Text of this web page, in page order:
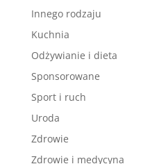
Innego rodzaju
Kuchnia
Odżywianie i dieta
Sponsorowane
Sport i ruch
Uroda
Zdrowie
Zdrowie i medycyna